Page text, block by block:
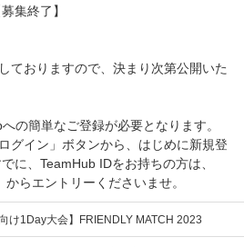
集終了】
ておりますので、決まり次第公開いた
の簡単なご登録が必要となります。
グイン」ボタンから、はじめに新規登
に、TeamHub IDをお持ちの方は、
からエントリーくださいませ。
向け1Day大会】FRIENDLY MATCH 2023